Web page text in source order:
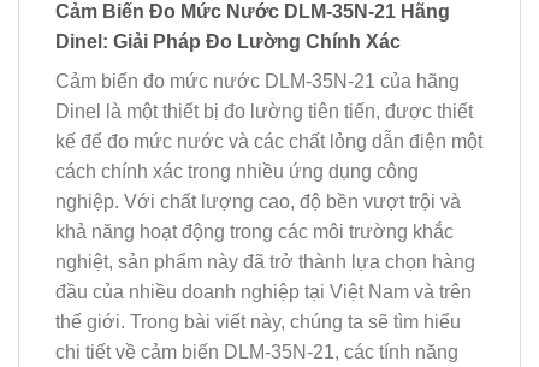
Cảm Biến Đo Mức Nước DLM-35N-21 Hãng
Dinel: Giải Pháp Đo Lường Chính Xác
Cảm biến đo mức nước DLM-35N-21 của hãng
Dinel là một thiết bị đo lường tiên tiến, được thiết
kế để đo mức nước và các chất lỏng dẫn điện một
cách chính xác trong nhiều ứng dụng công
nghiệp. Với chất lượng cao, độ bền vượt trội và
khả năng hoạt động trong các môi trường khắc
nghiệt, sản phẩm này đã trở thành lựa chọn hàng
đầu của nhiều doanh nghiệp tại Việt Nam và trên
thế giới. Trong bài viết này, chúng ta sẽ tìm hiểu
chi tiết về cảm biến DLM-35N-21, các tính năng